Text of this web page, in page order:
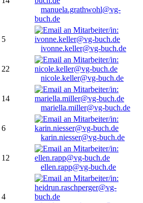
manuela.grathwohl@vg-
buch.de
5
ivonne.keller@vg-buch.de
22
nicole.keller@vg-buch.de
14
mariella.miller@vg-buch.de
6
karin.niesser@vg-buch.de
12
ellen.rapp@vg-buch.de
4